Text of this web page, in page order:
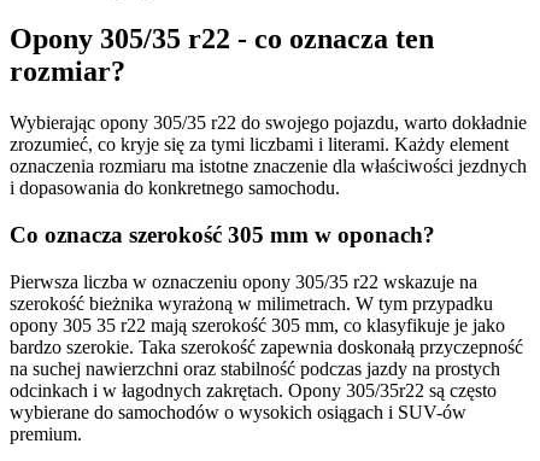
Opony 305/35 r22 - co oznacza ten
rozmiar?
Wybierając opony 305/35 r22 do swojego pojazdu, warto dokładnie
zrozumieć, co kryje się za tymi liczbami i literami. Każdy element
oznaczenia rozmiaru ma istotne znaczenie dla właściwości jezdnych
i dopasowania do konkretnego samochodu.
Co oznacza szerokość 305 mm w oponach?
Pierwsza liczba w oznaczeniu opony 305/35 r22 wskazuje na
szerokość bieżnika wyrażoną w milimetrach. W tym przypadku
opony 305 35 r22 mają szerokość 305 mm, co klasyfikuje je jako
bardzo szerokie. Taka szerokość zapewnia doskonałą przyczepność
na suchej nawierzchni oraz stabilność podczas jazdy na prostych
odcinkach i w łagodnych zakrętach. Opony 305/35r22 są często
wybierane do samochodów o wysokich osiągach i SUV-ów
premium.